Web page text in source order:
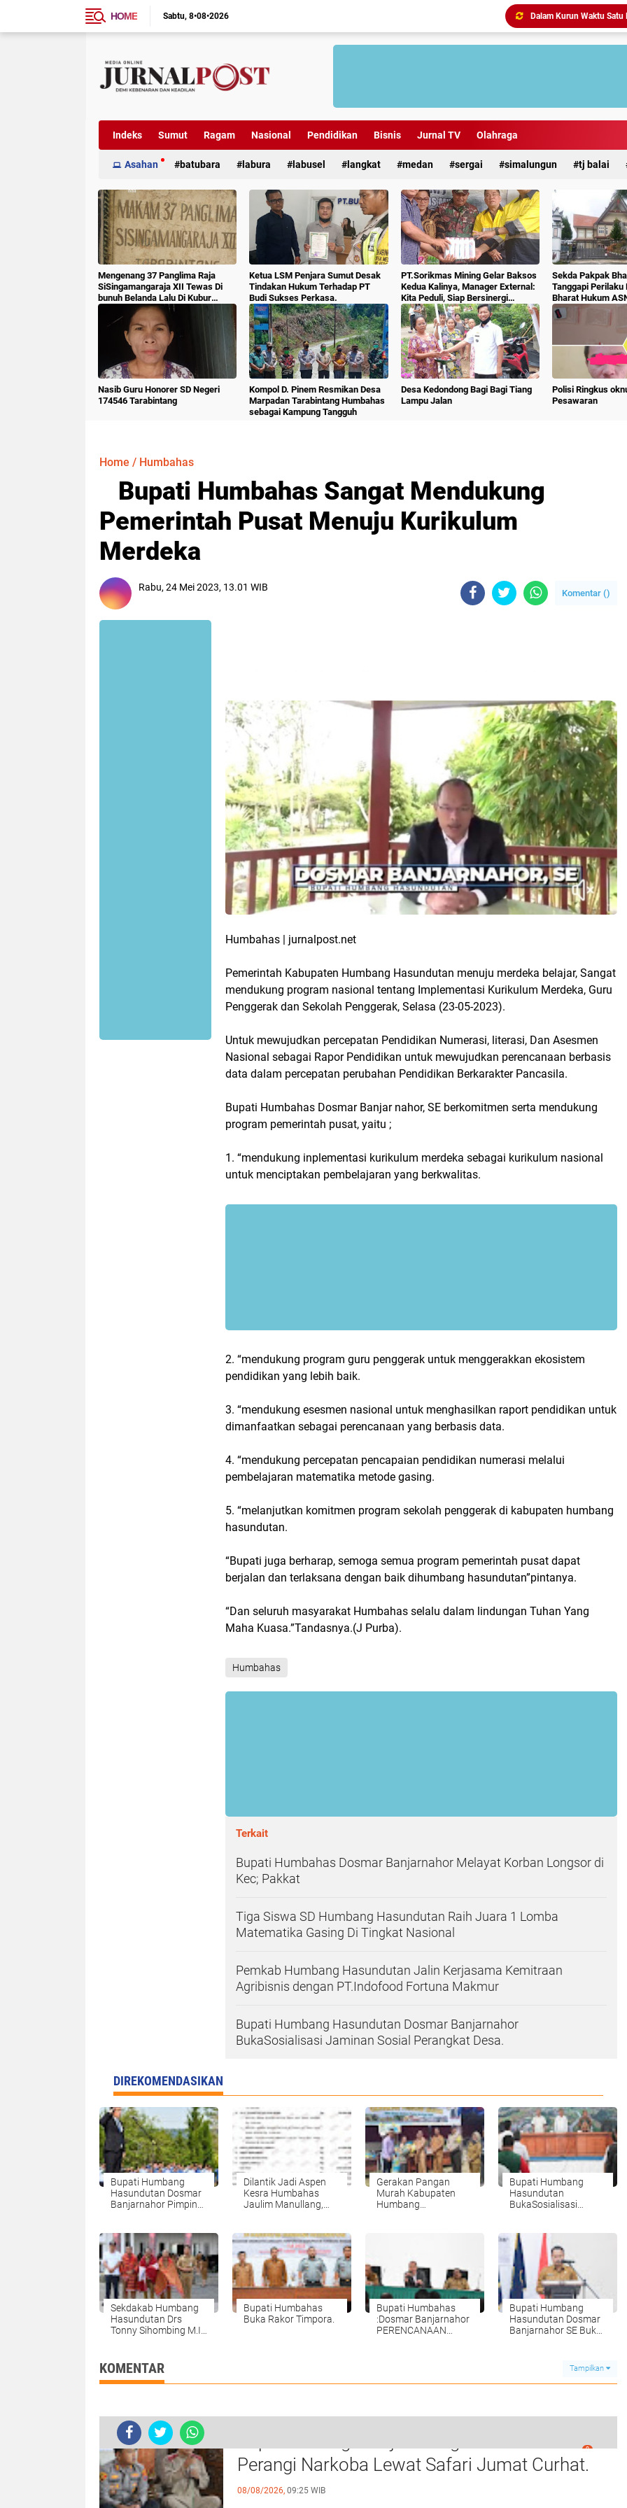
HOME Sabtu 8•08•2026
Antisipasi Geng Motor
Indeks Sumut Ragam Nasional Pendidikan Bisnis Jurnal TV Olahraga
Asahan batubara labura labusel langkat medan sergai simalungun tj balai
Mengenang 37 Panglima Raja
SiSingamangaraja XII Tewas Di
bunuh Belanda Lalu Di Kubur
Massal Oleh Masyarakat
Ketua LSM Penjara Sumut Desak
Tindakan Hukum Terhadap PT
Budi Sukses Perkasa.
PT.Sorikmas Mining Gelar Baksos
Kedua Kalinya, Manager External:
Kita Peduli, Siap Bersinergi
Dengan Pemda & Masyarakat.
Sekda Pakpak
Tanggapi Perilaku
Bharat Hukum
Nasib Guru Honorer SD Negeri
174546 Tarabintang
Kompol D. Pinem Resmikan Desa
Marpadan Tarabintang Humbahas
sebagai Kampung Tangguh
Desa Kedondong Bagi Bagi Tiang
Lampu Jalan
Polisi Ringkus
Pesawaran
Home / Humbahas
Bupati Humbahas Sangat Mendukung
Pemerintah Pusat Menuju Kurikulum
Merdeka
Rabu, 24 Mei 2023, 13.01 WIB
Komentar ()
Humbahas | jurnalpost.net
Pemerintah Kabupaten Humbang Hasundutan menuju merdeka belajar, Sangat
mendukung program nasional tentang Implementasi Kurikulum Merdeka, Guru
Penggerak dan Sekolah Penggerak, Selasa (23-05-2023).
Untuk mewujudkan percepatan Pendidikan Numerasi, literasi, Dan Asesmen
Nasional sebagai Rapor Pendidikan untuk mewujudkan perencanaan berbasis
data dalam percepatan perubahan Pendidikan Berkarakter Pancasila.
Bupati Humbahas Dosmar Banjar nahor, SE berkomitmen serta mendukung
program pemerintah pusat, yaitu ;
1. “mendukung inplementasi kurikulum merdeka sebagai kurikulum nasional
untuk menciptakan pembelajaran yang berkwalitas.
2. “mendukung program guru penggerak untuk menggerakkan ekosistem
pendidikan yang lebih baik.
3. “mendukung esesmen nasional untuk menghasilkan raport pendidikan untuk
dimanfaatkan sebagai perencanaan yang berbasis data.
4. “mendukung percepatan pencapaian pendidikan numerasi melalui
pembelajaran matematika metode gasing.
5. “melanjutkan komitmen program sekolah penggerak di kabupaten humbang
hasundutan.
“Bupati juga berharap, semoga semua program pemerintah pusat dapat
berjalan dan terlaksana dengan baik dihumbang hasundutan”pintanya.
“Dan seluruh masyarakat Humbahas selalu dalam lindungan Tuhan Yang
Maha Kuasa.”Tandasnya.(J Purba).
Humbahas
Terkait
Bupati Humbahas Dosmar Banjarnahor Melayat Korban Longsor di
Kec; Pakkat
Tiga Siswa SD Humbang Hasundutan Raih Juara 1 Lomba
Matematika Gasing Di Tingkat Nasional
Pemkab Humbang Hasundutan Jalin Kerjasama Kemitraan
Agribisnis dengan PT.Indofood Fortuna Makmur
Bupati Humbang Hasundutan Dosmar Banjarnahor
BukaSosialisasi Jaminan Sosial Perangkat Desa.
DIREKOMENDASIKAN
Bupati Humbang
Hasundutan Dosmar
Banjarnahor Pimpin
Dilantik Jadi Aspen
Kesra Humbahas
Jaulim Manullang,
Gerakan Pangan
Murah Kabupaten
Humbang
Bupati Humbang
Hasundutan
BukaSosialisasi
Sekdakab Humbang
Hasundutan Drs
Tonny Sihombing M.IP
Bupati Humbahas
Buka Rakor Timpora.
Bupati Humbahas
:Dosmar Banjarnahor
PERENCANAAN
Bupati Humbang
Hasundutan Dosmar
Banjarnahor SE Buka
KOMENTAR Tampilkan
Bupati Humbahas Sangat Mendukung Pemerintah Pusat Menuju Kurikulum Merdeka
0
Kapolres Langkat Ajak Warga Perkuat Iman dan
Perangi Narkoba Lewat Safari Jumat Curhat.
08/08/2026, 09:25 WIB